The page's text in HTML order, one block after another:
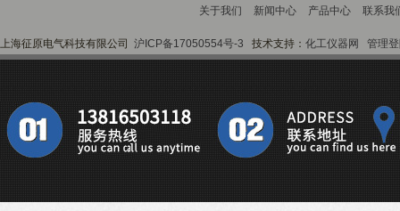
关于我们 新闻中心 产品中心 联系我
上海征原电气科技有限公司 沪ICP备17050554号-3 技术支持： 化工仪器网 管理